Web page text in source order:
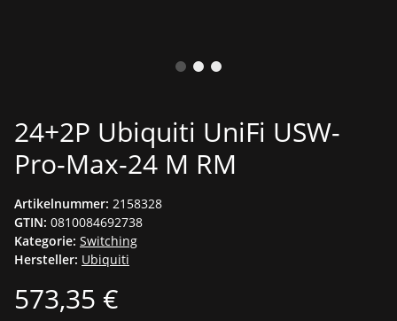
24+2P Ubiquiti UniFi USW-
Pro-Max-24 M RM
Artikelnummer: 2158328
GTIN: 0810084692738
Kategorie: Switching
Hersteller: Ubiquiti
573,35 €